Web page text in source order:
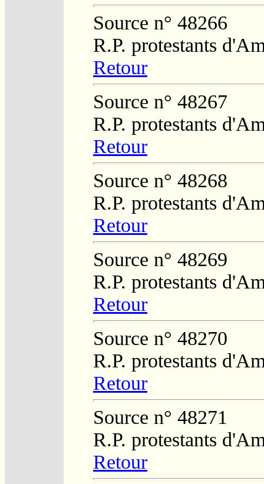
Source n° 48266
R.P. protestants
Retour
Source n° 48267
R.P. protestants
Retour
Source n° 48268
R.P. protestants
Retour
Source n° 48269
R.P. protestants
Retour
Source n° 48270
R.P. protestants
Retour
Source n° 48271
R.P. protestants
Retour